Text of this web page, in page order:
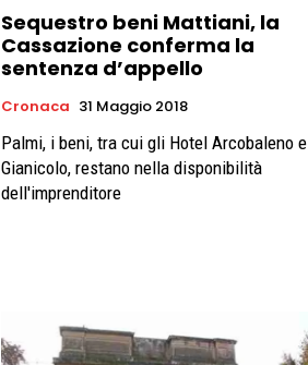
Sequestro beni Mattiani, la
Cassazione conferma la
sentenza d’appello
Cronaca 31 Maggio 2018
Palmi, i beni, tra cui gli Hotel Arcobaleno e
Gianicolo, restano nella disponibilità
dell'imprenditore